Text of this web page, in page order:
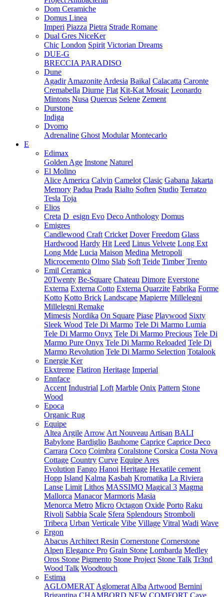
Dom Ceramiche
Domus Linea
Imperi Piazza Pietra Strade Romane
Dual Gres NiceKer
Chic London Spirit Victorian Dreams
DUE-G
BRECCIA PARADISO
Dune
Agadir Amazonite Ardesia Baikal Calacatta Caronte
Cremabella Diurne Flat Kit-Kat Mosaic Leonardo
Mintons Nusa Quercus Selene Zement
Durstone
Indiga
Dvomo
Adrenaline Ghost Modular Montecarlo
E
Edimax
Golden Age Instone Naturel
El Molino
Alice America Calvin Camelot Clasic Gabana Jakarta
Memory Padua Prada Rialto Soften Studio Terratzo
Tesla Toja
Elios
Creta D_esign Evo Deco Anthology Domus
Emigres
Candlewood Craft Cricket Dover Freedom Glass
Hardwood Hardy Hit Leed Linus Velvete Long Ext
Long Mde Lucia Maison Medina Metropoli
Microcemento Olmo Slab Soft Teide Timber Trento
Emil Ceramica
20Twenty Be-Square Chateau Dimore Everstone
Externa Externa Cotto Externa Quarzite Fabrika Forme
Kotto Kotto Brick Landscape Mapierre Millelegni
Millelegni Remake
Mimesis Nordika On Square Piase Playwood Sixty
Sleek Wood Tele Di Marmo Tele Di Marmo Lumia
Tele Di Marmo Onyx Tele Di Marmo Precious Tele Di
Marmo Pure Onyx Tele Di Marmo Reloaded Tele Di
Marmo Revolution Tele Di Marmo Selection Totalook
Energie Ker
Ekxtreme Flatiron Heritage Imperial
Ennface
Accent Industrial Loft Marble Onix Pattern Stone
Wood
Epoca
Organic Rug
Equipe
Altea Argile Arrow Art Nouveau Artisan BALI
Babylone Bardiglio Bauhome Caprice Caprice Deco
Carrara Coco Coimbra Coralstone Corsica Costa Nova
Cottage Country Curve Equipe Ares
Evolution Fango Hanoi Heritage Hexatile cement
Hopp Island Kalma Kasbah Kromatika La Riviera
Lanse Limit Lithos MASSIMO Magical 3 Magma
Mallorca Manacor Marmoris Masia
Menorca Metro Micro Octagon Oxide Porto Raku
Rivoli Sabbia Scale Sfera Splendours Stromboli
Tribeca Urban Verticale Vibe Village Vitral Wadi Wave
Ergon
Abacus Architect Resin Cornerstone Cornerstone
Alpen Elegance Pro Grain Stone Lombarda Medley
Oros Stone Pigmento Stone Project Stone Talk Tr3nd
Wood Talk Woodtouch
Estima
AGLOMERAT Aglomerat Alba Artwood Bernini